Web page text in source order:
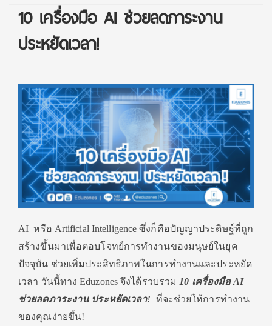
10 เครื่องมือ AI ช่วยลดภาระงาน
ประหยัดเวลา!
AI หรือ Artificial Intelligence ซึ่งก็คือปัญญาประดิษฐ์ที่ถูก
สร้างขึ้นมาเพื่อตอบโจทย์การทำงานของมนุษย์ในยุค
ปัจจุบัน ช่วยเพิ่มประสิทธิภาพในการทำงานและประหยัด
เวลา วันนี้ทาง Eduzones จึงได้รวบรวม 10 เครื่องมือ AI
ช่วยลดภาระงาน ประหยัดเวลา! ที่จะช่วยให้การทำงาน
ของคุณง่ายขึ้น!